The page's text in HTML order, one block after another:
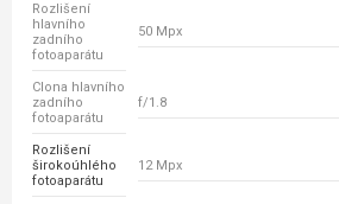
Rozlišení
hlavního
zadního
fotoaparátu
50 Mpx
Clona hlavního
zadního
fotoaparátu
f/1.8
Rozlišení
širokoúhlého
fotoaparátu
12 Mpx